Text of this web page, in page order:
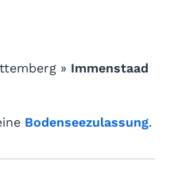
» Immenstaad
Bodenseezulassung.